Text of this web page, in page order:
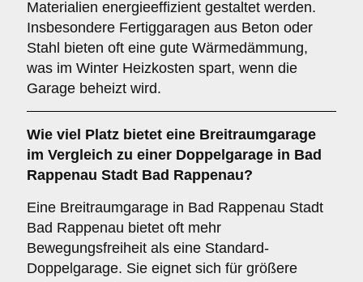
Materialien energieeffizient gestaltet werden.
Insbesondere Fertiggaragen aus Beton oder
Stahl bieten oft eine gute Wärmedämmung,
was im Winter Heizkosten spart, wenn die
Garage beheizt wird.
Wie viel Platz bietet eine Breitraumgarage
im Vergleich zu einer Doppelgarage in Bad
Rappenau Stadt Bad Rappenau?
Eine Breitraumgarage in Bad Rappenau Stadt
Bad Rappenau bietet oft mehr
Bewegungsfreiheit als eine Standard-
Doppelgarage. Sie eignet sich für größere